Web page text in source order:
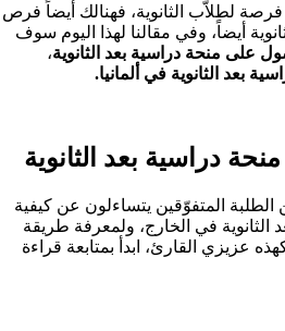
فرصة لطلاّب الثانوية، فهنالك أيضاً فرص
أيضاً، وفي مقالنا لهذا اليوم سوف
على منحة دراسية بعد الثانوية،
بعد الثانوية في ألمانيا.
دراسية بعد الثانوية
الطلبة المتفوّقين يتساءلون عن كيفية
في الخارج، ولمعرفة طريقة
عزيزي القارئ، ابدأ بمتابعة قراءة